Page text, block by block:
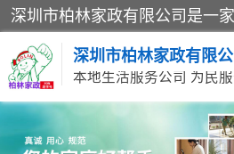
深圳市柏林家政有限公
本地生活服务公司 为民